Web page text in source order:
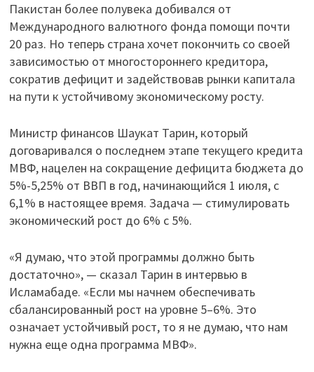
Пакистан более полувека добивался от
Международного валютного фонда помощи почти
20 раз. Но теперь страна хочет покончить со своей
зависимостью от многостороннего кредитора,
сократив дефицит и задействовав рынки капитала
на пути к устойчивому экономическому росту.
Министр финансов Шаукат Тарин, который
договаривался о последнем этапе текущего кредита
МВФ, нацелен на сокращение дефицита бюджета до
5%-5,25% от ВВП в год, начинающийся 1 июля, с
6,1% в настоящее время. Задача — стимулировать
экономический рост до 6% с 5%.
«Я думаю, что этой программы должно быть
достаточно», — сказал Тарин в интервью в
Исламабаде. «Если мы начнем обеспечивать
сбалансированный рост на уровне 5–6%. Это
означает устойчивый рост, то я не думаю, что нам
нужна еще одна программа МВФ».